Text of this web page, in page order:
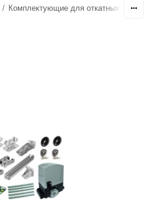
/ Комплектующие для откатных ворот